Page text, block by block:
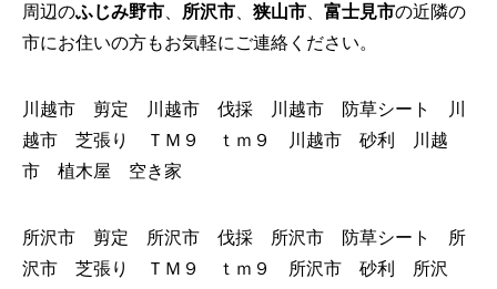
周辺のふじみ野市 所沢市 狭山市 富士見市の近隣の
市にお住いの方もお気軽にご連絡ください。
川越市 剪定 川越市 伐採 川越市 防草シート 川
越市 芝張り ＴＭ９ ｔｍ９ 川越市 砂利 川越
市 植木屋 空き家
所沢市 剪定 所沢市 伐採 所沢市 防草シート 所
沢市 芝張り ＴＭ９ ｔｍ９ 所沢市 砂利 所沢